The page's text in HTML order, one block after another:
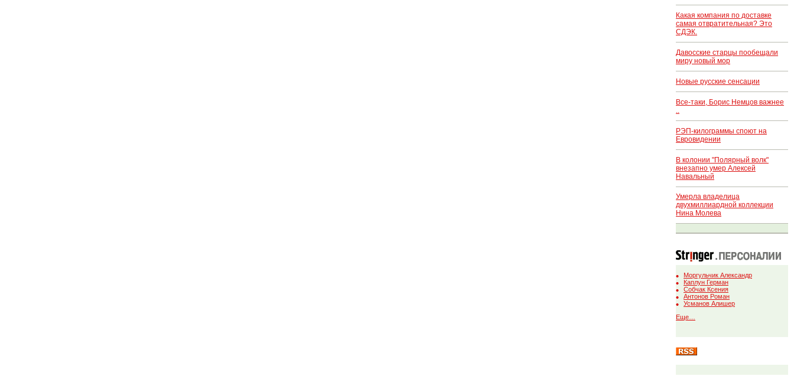
Какая компания по доставке
самая отвратительная? Это
СДЭК.
Давосские старцы пообещали
миру новый мор
Новые русские сенсации
Все-таки, Борис Немцов важнее
РЭП-килограммы споют на
Евровидении
В колонии "Полярный волк"
внезапно умер Алексей
Навальный
Умерла владелица
двухмиллиардной коллекции
Нина Молева
Моргульчик Александр
Каплун Герман
Собчак Ксения
Антонов Роман
Усманов Алишер
Еще…